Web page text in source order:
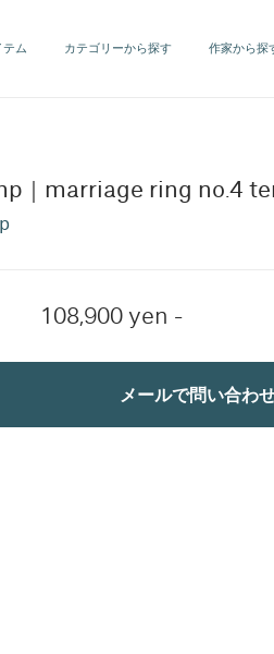
テム カテゴリーから探す 作家から探
｜marriage ring no.4
108,900 yen -
メールで問い合わ